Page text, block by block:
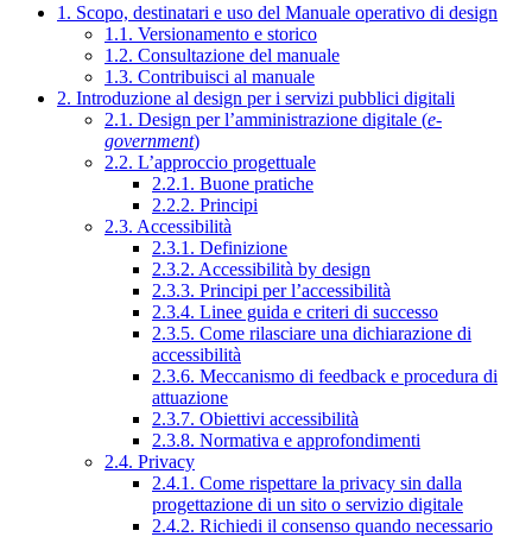
1. Scopo, destinatari e uso del Manuale operativo di design
1.1. Versionamento e storico
1.2. Consultazione del manuale
1.3. Contribuisci al manuale
2. Introduzione al design per i servizi pubblici digitali
2.1. Design per l’amministrazione digitale (e-
government)
2.2. L’approccio progettuale
2.2.1. Buone pratiche
2.2.2. Principi
2.3. Accessibilità
2.3.1. Definizione
2.3.2. Accessibilità by design
2.3.3. Principi per l’accessibilità
2.3.4. Linee guida e criteri di successo
2.3.5. Come rilasciare una dichiarazione di
accessibilità
2.3.6. Meccanismo di feedback e procedura di
attuazione
2.3.7. Obiettivi accessibilità
2.3.8. Normativa e approfondimenti
2.4. Privacy
2.4.1. Come rispettare la privacy sin dalla
progettazione di un sito o servizio digitale
2.4.2. Richiedi il consenso quando necessario